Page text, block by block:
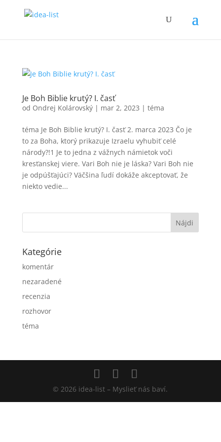
Je Boh Biblie krutý? I. časť
od Ondrej Kolárovský| mar 2, 2023 | téma
téma Je Boh Biblie krutý? I. časť 2. marca 2023 Čo je
to za Boha, ktorý prikazuje Izraelu vyhubiť celé
národy?!1 Je to jedna z vážnych námietok voči
kresťanskej viere. Vari Boh nie je láska? Vari Boh nie
je odpúšťajúci? Väčšina ľudí dokáže akceptovať, že
niekto vedie...
Kategórie
komentár
nezaradené
recenzia
rozhovor
téma
© 2026 idea-list – Myslieť nás baví.